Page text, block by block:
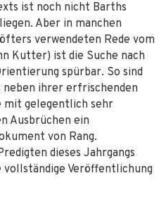
ist noch nicht Barths
Aber in manchen
verwendeten Rede vom
Kutter) ist die Suche nach
spürbar. So sind
neben ihrer erfrischenden
mit gelegentlich sehr
Ausbrüchen ein
von Rang.
dieses Jahrgangs
Veröffentlichung